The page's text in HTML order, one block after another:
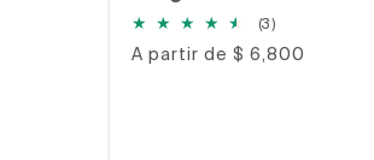
(3)3
totales
Precio
A partir de $ 6,800